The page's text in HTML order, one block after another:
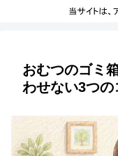
おむつのゴミ
わせない3つの